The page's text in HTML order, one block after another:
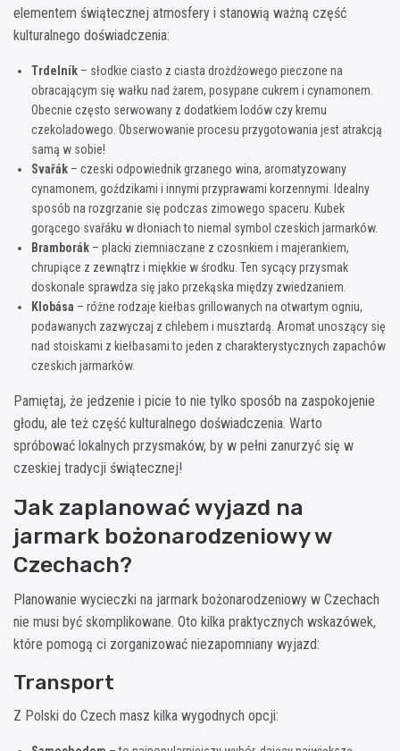
elementem świątecznej atmosfery i stanowią ważną część
kulturalnego doświadczenia:
Trdelník – słodkie ciasto z ciasta drożdżowego pieczone na
obracającym się wałku nad żarem, posypane cukrem i cynamonem.
Obecnie często serwowany z dodatkiem lodów czy kremu
czekoladowego. Obserwowanie procesu przygotowania jest atrakcją
samą w sobie!
Svařák – czeski odpowiednik grzanego wina, aromatyzowany
cynamonem, goździkami i innymi przyprawami korzennymi. Idealny
sposób na rozgrzanie się podczas zimowego spaceru. Kubek
gorącego svařáku w dłoniach to niemal symbol czeskich jarmarków.
Bramborák – placki ziemniaczane z czosnkiem i majerankiem,
chrupiące z zewnątrz i miękkie w środku. Ten sycący przysmak
doskonale sprawdza się jako przekąska między zwiedzaniem.
Klobása – różne rodzaje kiełbas grillowanych na otwartym ogniu,
podawanych zazwyczaj z chlebem i musztardą. Aromat unoszący się
nad stoiskami z kiełbasami to jeden z charakterystycznych zapachów
czeskich jarmarków.
Pamiętaj, że jedzenie i picie to nie tylko sposób na zaspokojenie
głodu, ale też część kulturalnego doświadczenia. Warto
spróbować lokalnych przysmaków, by w pełni zanurzyć się w
czeskiej tradycji świątecznej!
Jak zaplanować wyjazd na
jarmark bożonarodzeniowy w
Czechach?
Planowanie wycieczki na jarmark bożonarodzeniowy w Czechach
nie musi być skomplikowane. Oto kilka praktycznych wskazówek,
które pomogą ci zorganizować niezapomniany wyjazd:
Transport
Z Polski do Czech masz kilka wygodnych opcji: